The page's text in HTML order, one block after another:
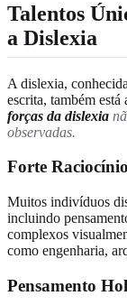
Talentos
a Dislexia
A dislexia,
escrita, também
forças da dislexia
observadas.
Forte
Muitos indivíduos
incluindo
complexos
como engenharia,
Pensamento